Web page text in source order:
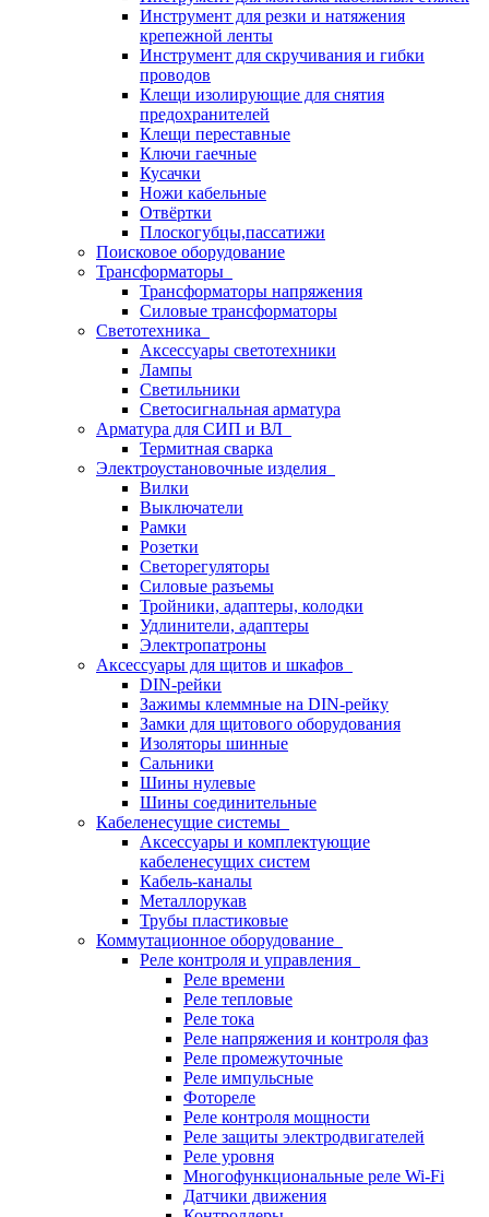
Инструмент для резки и натяжения
крепежной ленты
Инструмент для скручивания и гибки
проводов
Клещи изолирующие для снятия
предохранителей
Клещи переставные
Ключи гаечные
Кусачки
Ножи кабельные
Отвёртки
Плоскогубцы,пассатижи
Поисковое оборудование
Трансформаторы
Трансформаторы напряжения
Силовые трансформаторы
Светотехника
Аксессуары светотехники
Лампы
Светильники
Светосигнальная арматура
Арматура для СИП и ВЛ
Термитная сварка
Электроустановочные изделия
Вилки
Выключатели
Рамки
Розетки
Светорегуляторы
Силовые разъемы
Тройники, адаптеры, колодки
Удлинители, адаптеры
Электропатроны
Аксессуары для щитов и шкафов
DIN-рейки
Зажимы клеммные на DIN-рейку
Замки для щитового оборудования
Изоляторы шинные
Сальники
Шины нулевые
Шины соединительные
Кабеленесущие системы
Аксессуары и комплектующие
кабеленесущих систем
Кабель-каналы
Металлорукав
Трубы пластиковые
Коммутационное оборудование
Реле контроля и управления
Реле времени
Реле тепловые
Реле тока
Реле напряжения и контроля фаз
Реле промежуточные
Реле импульсные
Фотореле
Реле контроля мощности
Реле защиты электродвигателей
Реле уровня
Многофункциональные реле Wi-Fi
Датчики движения